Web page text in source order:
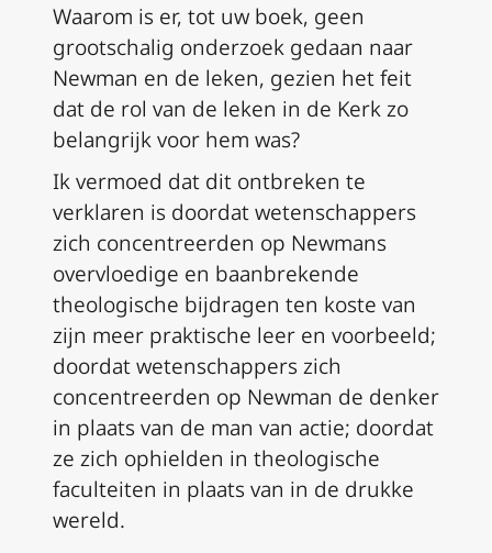
Waarom is er, tot uw boek, geen
grootschalig onderzoek gedaan naar
Newman en de leken, gezien het feit
dat de rol van de leken in de Kerk zo
belangrijk voor hem was?
Ik vermoed dat dit ontbreken te
verklaren is doordat wetenschappers
zich concentreerden op Newmans
overvloedige en baanbrekende
theologische bijdragen ten koste van
zijn meer praktische leer en voorbeeld;
doordat wetenschappers zich
concentreerden op Newman de denker
in plaats van de man van actie; doordat
ze zich ophielden in theologische
faculteiten in plaats van in de drukke
wereld.